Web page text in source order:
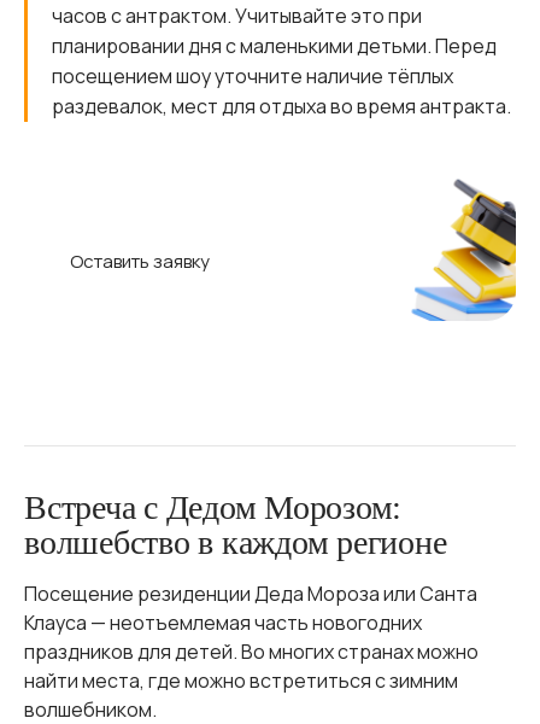
часов с антрактом. Учитывайте это при
планировании дня с маленькими детьми. Перед
посещением шоу уточните наличие тёплых
раздевалок, мест для отдыха во время антракта.
Делу — время, потехе — час! Подтяните
Оставить заявку
Встреча с Дедом Морозом:
волшебство в каждом регионе
Посещение резиденции Деда Мороза или Санта
Клауса — неотъемлемая часть новогодних
праздников для детей. Во многих странах можно
найти места, где можно встретиться с зимним
волшебником.